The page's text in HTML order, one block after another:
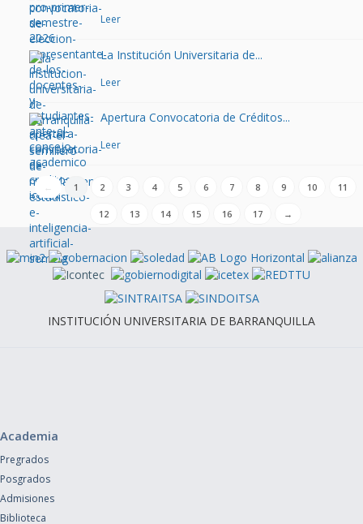
Leer
La Institución Universitaria de...
Leer
Apertura Convocatoria de Créditos...
Leer
← 1 2 3 4 5 6 7 8 9 10 11
12 13 14 15 16 17 →
INSTITUCIÓN UNIVERSITARIA DE BARRANQUILLA
Academia
Pregrados
Posgrados
Admisiones
Biblioteca